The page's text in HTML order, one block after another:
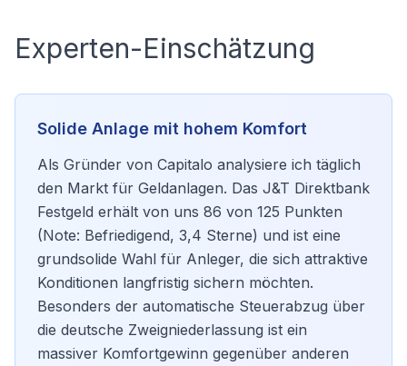
Experten-Einschätzung
Solide Anlage mit hohem Komfort
Als Gründer von Capitalo analysiere ich täglich
den Markt für Geldanlagen. Das J&T Direktbank
Festgeld erhält von uns 86 von 125 Punkten
(Note: Befriedigend, 3,4 Sterne) und ist eine
grundsolide Wahl für Anleger, die sich attraktive
Konditionen langfristig sichern möchten.
Besonders der automatische Steuerabzug über
die deutsche Zweigniederlassung ist ein
massiver Komfortgewinn gegenüber anderen